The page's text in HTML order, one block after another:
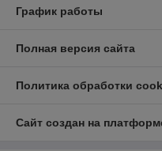
График работы
Полная версия сайта
Политика обработки
Сайт создан на